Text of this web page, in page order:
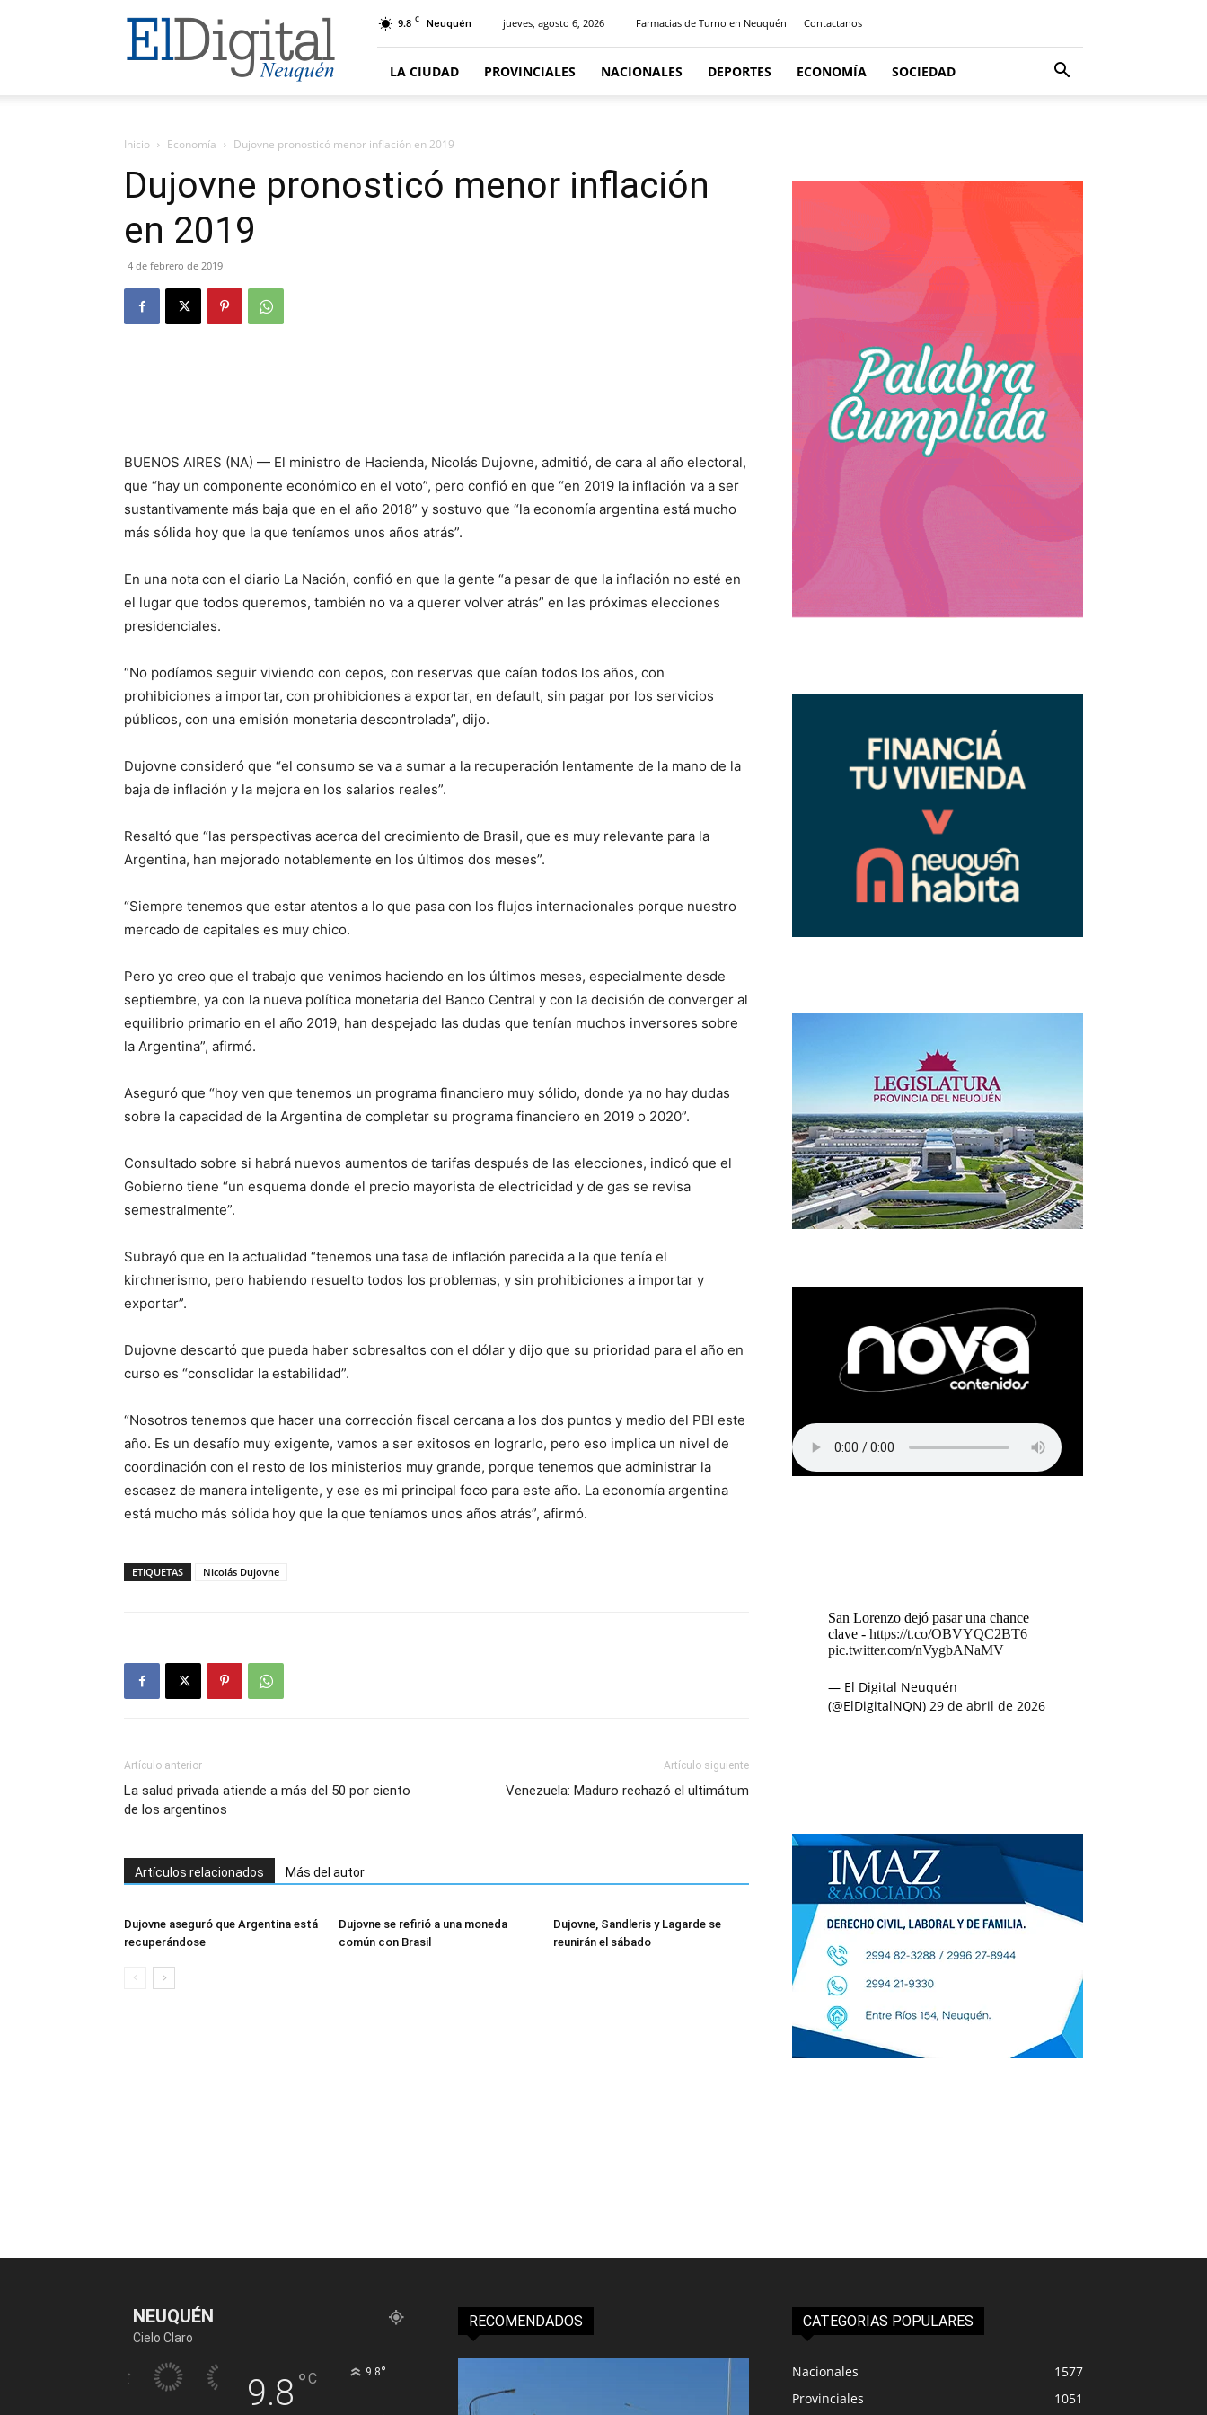
El
Digital
Neuquen
9.8 C Neuquén jueves, agosto 6, 2026 Farmacias de Turno en Neuquén Contactanos
LA CIUDAD PROVINCIALES NACIONALES DEPORTES ECONOMÍA SOCIEDAD
Inicio Economía Dujovne pronosticó menor inflación en 2019
Dujovne pronosticó menor inflación
en 2019
4 de febrero de 2019
BUENOS AIRES (NA) — El ministro de Hacienda, Nicolás Dujovne, admitió, de cara al año electoral,
que “hay un componente económico en el voto”, pero confió en que “en 2019 la inflación va a ser
sustantivamente más baja que en el año 2018” y sostuvo que “la economía argentina está mucho
más sólida hoy que la que teníamos unos años atrás”.
En una nota con el diario La Nación, confió en que la gente “a pesar de que la inflación no esté en
el lugar que todos queremos, también no va a querer volver atrás” en las próximas elecciones
presidenciales.
“No podíamos seguir viviendo con cepos, con reservas que caían todos los años, con
prohibiciones a importar, con prohibiciones a exportar, en default, sin pagar por los servicios
públicos, con una emisión monetaria descontrolada”, dijo.
Dujovne consideró que “el consumo se va a sumar a la recuperación lentamente de la mano de la
baja de inflación y la mejora en los salarios reales”.
Resaltó que “las perspectivas acerca del crecimiento de Brasil, que es muy relevante para la
Argentina, han mejorado notablemente en los últimos dos meses”.
“Siempre tenemos que estar atentos a lo que pasa con los flujos internacionales porque nuestro
mercado de capitales es muy chico.
Pero yo creo que el trabajo que venimos haciendo en los últimos meses, especialmente desde
septiembre, ya con la nueva política monetaria del Banco Central y con la decisión de converger al
equilibrio primario en el año 2019, han despejado las dudas que tenían muchos inversores sobre
la Argentina”, afirmó.
Aseguró que “hoy ven que tenemos un programa financiero muy sólido, donde ya no hay dudas
sobre la capacidad de la Argentina de completar su programa financiero en 2019 o 2020”.
Consultado sobre si habrá nuevos aumentos de tarifas después de las elecciones, indicó que el
Gobierno tiene “un esquema donde el precio mayorista de electricidad y de gas se revisa
semestralmente”.
Subrayó que en la actualidad “tenemos una tasa de inflación parecida a la que tenía el
kirchnerismo, pero habiendo resuelto todos los problemas, y sin prohibiciones a importar y
exportar”.
Dujovne descartó que pueda haber sobresaltos con el dólar y dijo que su prioridad para el año en
curso es “consolidar la estabilidad”.
“Nosotros tenemos que hacer una corrección fiscal cercana a los dos puntos y medio del PBI este
año. Es un desafío muy exigente, vamos a ser exitosos en lograrlo, pero eso implica un nivel de
coordinación con el resto de los ministerios muy grande, porque tenemos que administrar la
escasez de manera inteligente, y ese es mi principal foco para este año. La economía argentina
está mucho más sólida hoy que la que teníamos unos años atrás”, afirmó.
ETIQUETAS Nicolás Dujovne
Artículo anterior
La salud privada atiende a más del 50 por ciento
de los argentinos
Artículo siguiente
Venezuela: Maduro rechazó el ultimátum
Artículos relacionados Más del autor
Dujovne aseguró que Argentina está
recuperándose
Dujovne se refirió a una moneda
común con Brasil
Dujovne, Sandleris y Lagarde se
reunirán el sábado
San Lorenzo dejó pasar una chance
clave - https://t.co/OBVYQC2BT6
pic.twitter.com/nVygbANaMV
— El Digital Neuquén
(@ElDigitalNQN) 29 de abril de 2026
NEUQUÉN
Cielo Claro
9.8 °C 9.8°
RECOMENDADOS CATEGORIAS POPULARES
Nacionales
1577
Provinciales
1051